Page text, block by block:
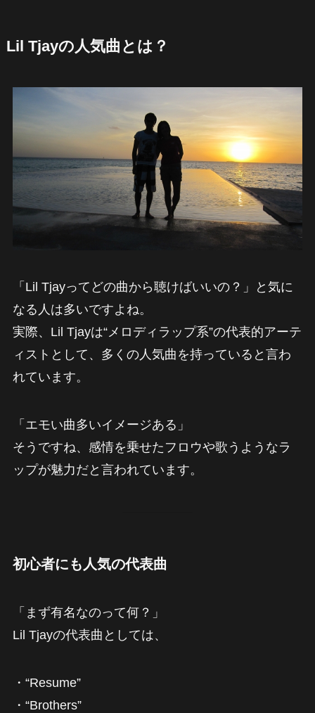
Lil Tjayの人気曲とは？
「Lil Tjayってどの曲から聴けばいいの？」と気に
なる人は多いですよね。
実際、Lil Tjayは“メロディラップ系”の代表的アーテ
ィストとして、多くの人気曲を持っていると言わ
れています。
「エモい曲多いイメージある」
そうですね、感情を乗せたフロウや歌うようなラ
ップが魅力だと言われています。
初心者にも人気の代表曲
「まず有名なのって何？」
Lil Tjayの代表曲としては、
・“Resume”
・“Brothers”